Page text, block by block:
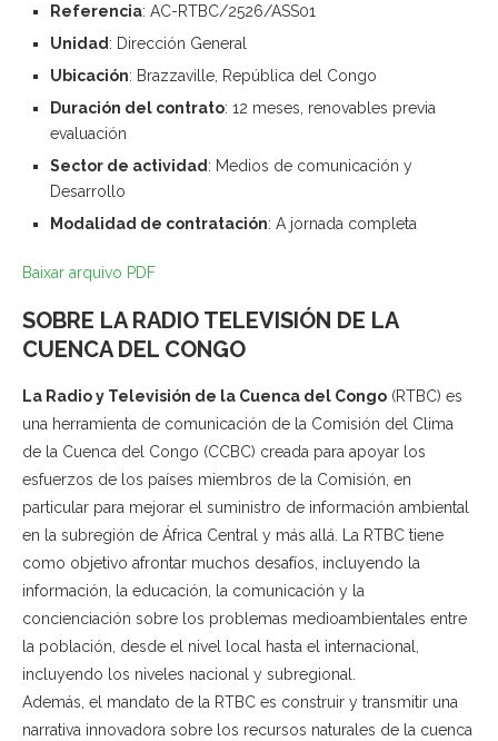
Referencia: AC-RTBC/2526/ASS01
Unidad: Dirección General
Ubicación: Brazzaville, República del Congo
Duración del contrato: 12 meses, renovables previa
evaluación
Sector de actividad: Medios de comunicación y
Desarrollo
Modalidad de contratación: A jornada completa
Baixar arquivo PDF
SOBRE LA RADIO TELEVISIÓN DE LA
CUENCA DEL CONGO
La Radio y Televisión de la Cuenca del Congo (RTBC) es
una herramienta de comunicación de la Comisión del Clima
de la Cuenca del Congo (CCBC) creada para apoyar los
esfuerzos de los países miembros de la Comisión, en
particular para mejorar el suministro de información ambiental
en la subregión de África Central y más allá. La RTBC tiene
como objetivo afrontar muchos desafíos, incluyendo la
información, la educación, la comunicación y la
concienciación sobre los problemas medioambientales entre
la población, desde el nivel local hasta el internacional,
incluyendo los niveles nacional y subregional.
Además, el mandato de la RTBC es construir y transmitir una
narrativa innovadora sobre los recursos naturales de la cuenca